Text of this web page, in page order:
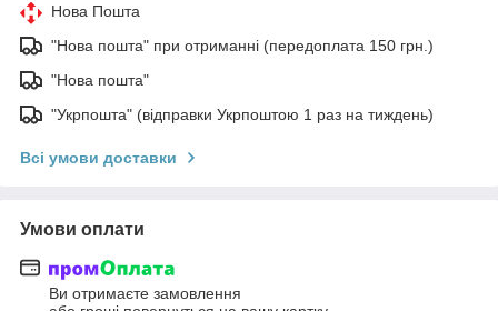
Нова Пошта
"Нова пошта" при отриманні (передоплата 150 грн.)
"Нова пошта"
"Укрпошта" (відправки Укрпоштою 1 раз на тиждень)
Всі умови доставки
Умови оплати
Ви отримаєте замовлення